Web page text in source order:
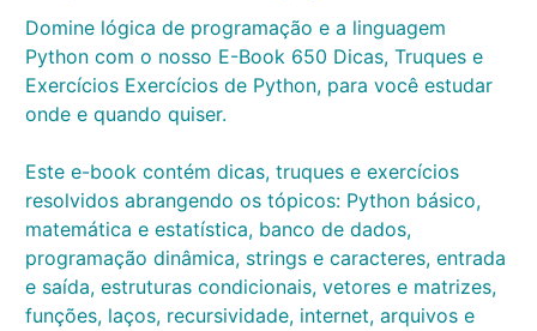
Domine lógica de programação e a linguagem
Python com o nosso E-Book 650 Dicas, Truques e
Exercícios Exercícios de Python, para você estudar
onde e quando quiser.
Este e-book contém dicas, truques e exercícios
resolvidos abrangendo os tópicos: Python básico,
matemática e estatística, banco de dados,
programação dinâmica, strings e caracteres, entrada
e saída, estruturas condicionais, vetores e matrizes,
funções, laços, recursividade, internet, arquivos e